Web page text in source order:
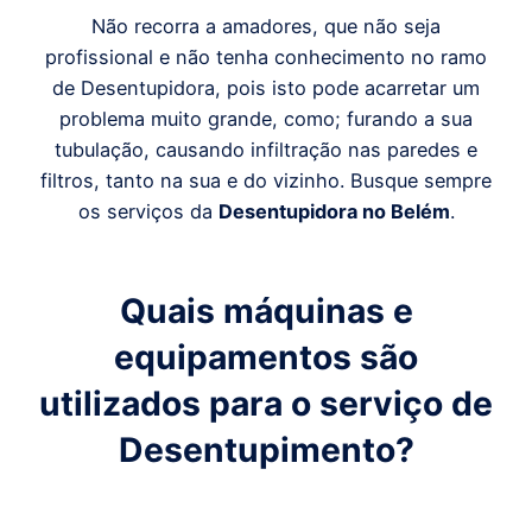
Não recorra a amadores, que não seja
profissional e não tenha conhecimento no ramo
de Desentupidora, pois isto pode acarretar um
problema muito grande, como; furando a sua
tubulação, causando infiltração nas paredes e
filtros, tanto na sua e do vizinho. Busque sempre
os serviços da Desentupidora no Belém.
Quais máquinas e
equipamentos são
utilizados para o serviço de
Desentupimento?